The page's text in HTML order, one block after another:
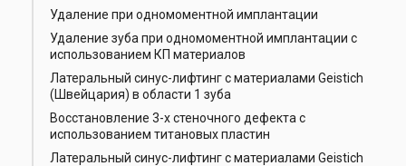
Удаление при одномоментной имплантации
Удаление зуба при одномоментной имплантации с
использованием КП материалов
Латеральный синус-лифтинг с материалами Geistich
(Швейцария) в области 1 зуба
Восстановление 3-х стеночного дефекта с
использованием титановых пластин
Латеральный синус-лифтинг с материалами Geistich